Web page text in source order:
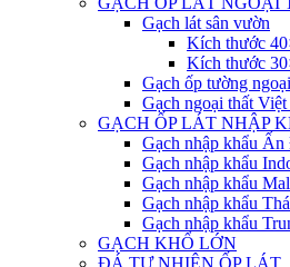
Gạch lát sân vườn
Kích thước
Kích thước
Gạch ốp tường
Gạch ngoại thất
GẠCH ỐP LÁT NHẬP
Gạch nhập khẩu
Gạch nhập khẩu
Gạch nhập khẩu
Gạch nhập khẩu
Gạch nhập khẩu
GẠCH KHỔ LỚN
ĐÁ TỰ NHIÊN ỐP LÁT